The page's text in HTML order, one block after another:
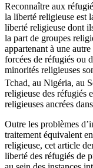
Reconnaître aux
la liberté religieuse est
liberté religieuse dont
la part de groupes
appartenant à une
forcées de réfugiés ou
minorités religieuses
Tchad, au Nigéria, au
religieuse des réfugiés
religieuses ancrées
Outre les problèmes
traitement équivalent
religieuse, cet article
liberté des réfugiés de